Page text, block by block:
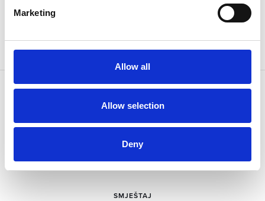
Marketing
Allow all
Allow selection
Deny
SMJEŠTAJ